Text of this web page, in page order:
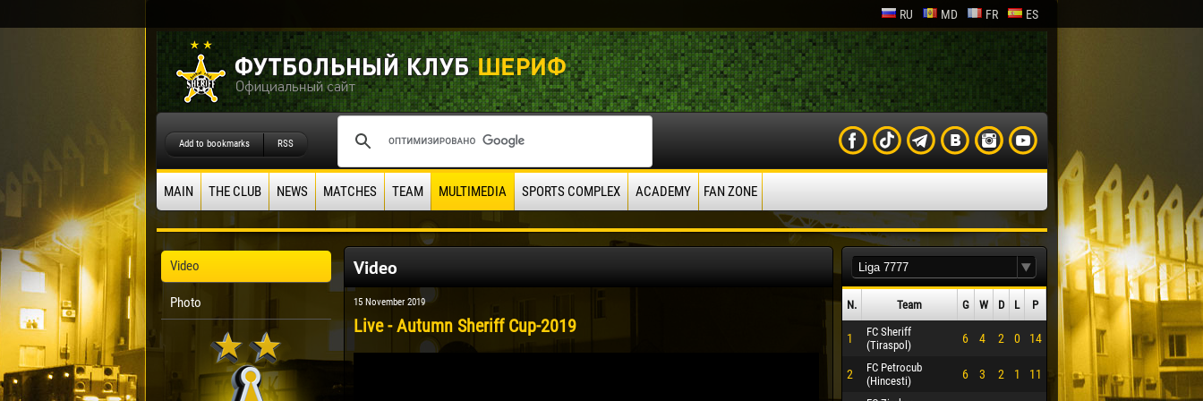
RU MD FR ES
Add to bookmarks RSS
MAIN THE CLUB NEWS MATCHES TEAM MULTIMEDIA SPORTS COMPLEX ACADEMY FAN ZONE
Video
Photo
Video
15 November 2019
Live - Autumn Sheriff Cup-2019
N. Team G W D L P
1
FC Sheriff
(Tiraspol)
6 4 2 0 14
2
FC Petrocub
(Hincesti)
6 3 2 1 11